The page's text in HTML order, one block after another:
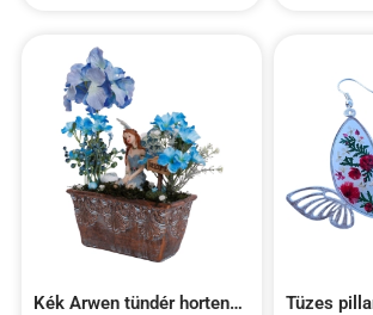
Kék Arwen tündér hortenziával